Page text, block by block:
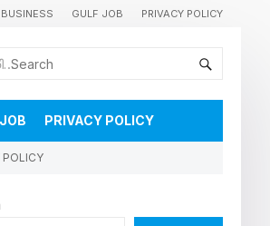
BUSINESS GULF JOB PRIVACY POLICY
കുവൈറ്റിലെ വാർത്തകളും വിശേഷങ്ങളും തൽസമയം അറിയാൻ
PRIVACY POLICY
POLICY